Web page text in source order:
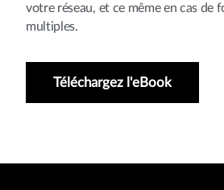
votre réseau, et ce même en cas de
multiples.
Téléchargez l'eBook